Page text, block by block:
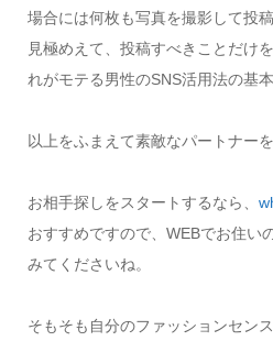
場合には何枚も写真を撮影して投
見極めえて、投稿すべきことだけ
れがモテる男性のSNS活用法の基本
以上をふまえて素敵なパートナー
お相手探しをスタートするなら、
おすすめですので、WEBでお住い
みてくださいね。
そもそも自分のファッションセン